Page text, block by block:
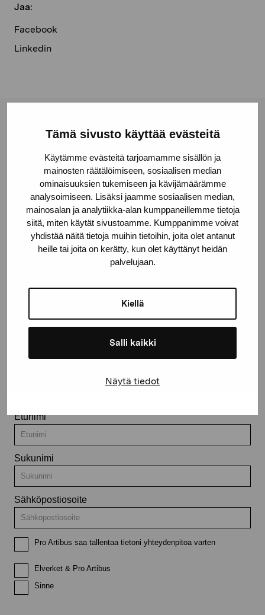
Tämä sivusto käyttää evästeitä
Käytämme evästeitä tarjoamamme sisällön ja
mainosten räätälöimiseen, sosiaalisen median
ominaisuuksien tukemiseen ja kävijämäärämme
analysoimiseen. Lisäksi jaamme sosiaalisen median,
mainosalan ja analytiikka-alan kumppaneillemme tietoja
siitä, miten käytät sivustoamme. Kumppanimme voivat
yhdistää näitä tietoja muihin tietoihin, joita olet antanut
heille tai joita on kerätty, kun olet käyttänyt heidän
palvelujaan.
Kiellä
Salli kaikki
Näytä tiedot
Jaa:
Facebook
Linkedin
Pro Artibus -säätiö
Kustaa Vaasan katu 11
10600 Tammisaari
proartibus@proartibus.fi
+358 (0)50 371 6339
Ota yhteyttä
Pysy ajantasalla näyttelyistä ja
tapahtumista
Etunimi
Sukunimi
Sähköpostiosoite
Pro Artibus saa tallentaa tietoni yhteydenpitoa varten
Elverket & Pro Artibus
Sinne